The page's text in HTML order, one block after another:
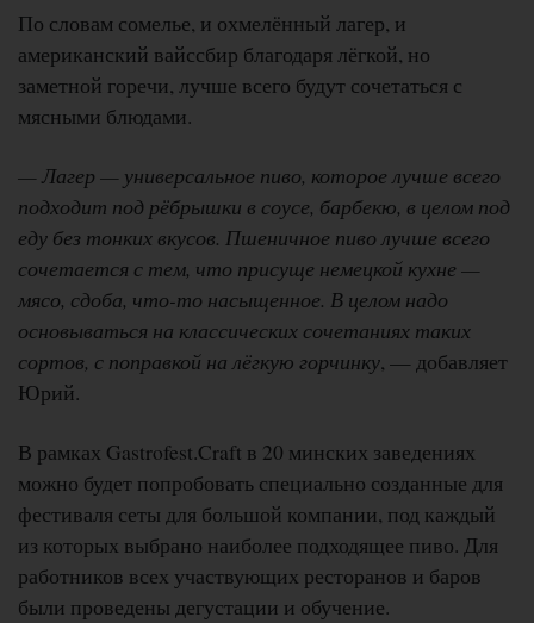
По словам сомелье, и охмелённый лагер, и
американский вайссбир благодаря лёгкой, но
заметной горечи, лучше всего будут сочетаться с
мясными блюдами.
— Лагер — универсальное пиво, которое лучше всего
подходит под рёбрышки в соусе, барбекю, в целом под
еду без тонких вкусов. Пшеничное пиво лучше всего
сочетается с тем, что присуще немецкой кухне —
мясо, сдоба, что-то насыщенное. В целом надо
основываться на классических сочетаниях таких
сортов, с поправкой на лёгкую горчинку, — добавляет
Юрий.
В рамках Gastrofest.Craft в 20 минских заведениях
можно будет попробовать специально созданные для
фестиваля сеты для большой компании, под каждый
из которых выбрано наиболее подходящее пиво. Для
работников всех участвующих ресторанов и баров
были проведены дегустации и обучение.